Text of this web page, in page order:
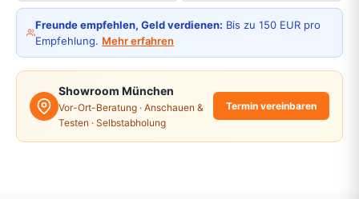
Freunde empfehlen, Geld verdienen: Bis zu 150 EUR pro
Empfehlung. Mehr erfahren
Showroom München
Vor-Ort-Beratung · Anschauen &
Testen · Selbstabholung
Termin vereinbaren